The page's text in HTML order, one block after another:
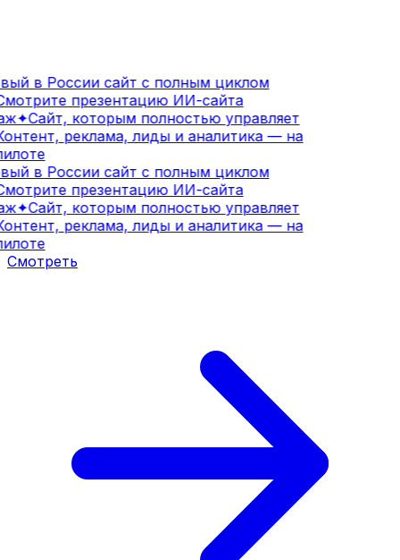
в России сайт с полным циклом
презентацию ИИ-сайта
✦Сайт, которым полностью управляет
реклама, лиды и аналитика — на
в России сайт с полным циклом
презентацию ИИ-сайта
✦Сайт, которым полностью управляет
реклама, лиды и аналитика — на
Смотреть